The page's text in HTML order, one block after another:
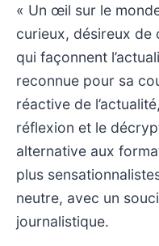
« Un œil sur le
curieux, désireux de
qui façonnent
reconnue pour sa
réactive de
réflexion et le
alternative aux
plus
neutre, avec un
journalistique.